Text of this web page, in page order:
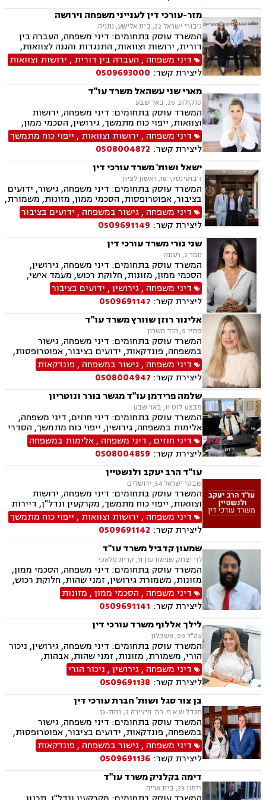
הורות חד מינית, עסקאות מתנה, העברה בין דורית,
פונדקאות, חטיפת ילדים, ידועים בציבור, ייצוג
קטינים, גישור במשפחה
מזר-עורכי דין לענייני משפחה וירושה
גיבורי ישראל 22, בית אלישע, נתניה
המשרד עוסק בתחומים: דיני משפחה, העברה בין
דורית, ירושות וצוואות, התנגדות והגנה לצוואות,
ייפוי כוח מתמשך, הסכמי ממון, גישור במשפחה,
ידועים בציבור, אפוטרופסות, אבהות, מזונות,
משמורת, גירושין, הורות חד מינית, חוק הנוער,
חלוקת רכוש, זמני שהות, ניכור הורי, גישור
ובוררויות.
דיני משפחה , העברה בין דורית , ירושות וצוואות
ליצירת קשר: 0509693000
מארי שני עשהאל משרד עו"ד
סוקולוב 26, באר שבע
המשרד עוסק בתחומים: דיני משפחה, ירושות
וצוואות, ייפוי כוח מתמשך, גירושין, הסכמי ממון,
נישואים אזרחיים, מעמד אישי, אפוטרופסות, מזונות,
התנגדויות לצוואות, הסכמים, בוררות
דיני משפחה , ירושות וצוואות , ייפוי כוח מתמשך
ליצירת קשר: 0508004872
ישאל ושות' משרד עורכי דין
ז'בוטינסקי 18, ראשון לציון
המשרד עוסק בתחומים: דיני משפחה, גישור, ידועים
בציבור, אפוטרופסות, הסכמי ממון, מזונות, משמורת,
גירושין, טוען רבני, חלוקת רכוש, מעמד אישי, זמני
שהות, אומנה, ניכור הורי, מקרקעין ונדל"ן, ליקויי
בניה, עסקאות מכר דירה, דיני חברות, מסחרי אזרחי,
צווי מניעה, הוצאה לפועל ירושות וצוואות, גישור
עסקי, סכסוכי שכנים
דיני משפחה ,גישור במשפחה , ידועים בציבור
ליצירת קשר: 0509691149
שני נורי משרד עורכי דין
נופר 2, רעננה
המשרד עוסק בתחומים: דיני משפחה, גירושין,
הסכמי ממון, מזונות, חלוקת רכוש, מעמד אישי,
תיאום הורי, זמני שהות, אלימות במשפחה, ניכור
הורי, אפוטרופסות, ירושות וצוואות, גישור במשפחה,
ליטיגציה, ייפוי כוח מתמשך
דיני משפחה ,גירושין, ידועים בציבור
ליצירת קשר: 0509691147
אלינור רוזן שוורץ משרד עו"ד
סתיו 9, הוד השרון
המשרד עוסק בתחומים: דיני משפחה, גישור
במשפחה, פונדקאות, ידועים בציבור, אפוטרופסות,
פונדקאות חו"ל גיאורגיה, גירושין, הורות חד מינית,
חלוקת רכוש, מעמד אישי, תיאום הורי, חטיפת ילדים,
זמני שהות, ניכור הורי, עסקאות במתנה, ייפוי כוח
מתמשך, ירושות וצוואות.
דיני משפחה ,גישור במשפחה , פונדקאות
ליצירת קשר: 0508004947
שלמה פרידמן עו"ד מגשר בורר ונוטריון
מבצע לוט 11, באר שבע
המשרד עוסק בתחומים: דיני חוזים, דיני משפחה,
אלימות במשפחה, גירושין, ייפוי כוח מתמשך, הסדרי
ראיה, מזונות, ירושות וצוואות, הסכמי ממון, גישור
במשפחה, חדלות פירעון, דיני עבודה, זכויות נשים
בהריון, עסקאות מכר דירה
דיני חוזים , דיני משפחה ,אלימות במשפחה
ליצירת קשר: 0508004859
עו"ד הרב יעקב ולנשטיין
שבטי ישראל 54, ירושלים
המשרד עוסק בתחומים: דיני משפחה, ירושות
וצוואות, ייפוי כוח מתמשך, מקרקעין ונדל"ן, דיירות
מוגנת, עסקאות מכר דירה
דיני משפחה , ירושות וצוואות , ייפוי כוח מתמשך
ליצירת קשר: 0509691142
שמעון קדביל משרד עו"ד
לוי יצחק שניאורסון 11, קרית מלאכי
המשרד עוסק בתחומים: דיני משפחה, הסכמי ממון,
מזונות, משמורת גירושין, זמני שהות, חלוקת רכוש,
מעמד אישי, ניכור הורי, העברת בין דורית, ירושות
וצוואות, ייפוי כוח מתמשך, דיני חוזים, נדל"ן
ומקרקעין, עסקאות מכר דירה, פינוי מושכר
דיני משפחה , הסכמי ממון, מזונות
ליצירת קשר: 0509691141
לילך אללוף משרד עורכי דין
צה"ל 99, אשקלון
המשרד עוסק בתחומים: דיני משפחה, גירושין, ניכור
הורי, משמורת, מזונות, זמני שהות, אבהות,
אפוטרופסות, גישור, חוק הנוער, חלוקת רכוש, ייפוי
כוח מתמשך חדלות פירעון, הוצאה לפועל, מחיקת
והסדרי חובות, פשיטת רגל.
דיני משפחה ,גירושין, ניכור הורי
ליצירת קשר: 0509691138
בן צור סגל ושות' חברת עורכי דין
מגדל ש.א.פ. רח' היצירה 3, רמת-גן
המשרד עוסק בתחומים: דיני משפחה, גישור
במשפחה, פונדקאות, ידועים בציבור, אפוטרופסות,
הסכמי ממון, אבהות, מזונות, החזקת ילדים, גירושין,
הורות חד מינית, נישואים אזרחיים, חוק הנוער,
אימוץ, חלוקת רכוש, מעמד אישי, תיאום הורי, חטיפת
ילדים, זמני שהות, אומנה, ניכור הורי, עסקאות
מתנה, ירושות וצוואות, ייפוי כוח מתמשך
דיני משפחה ,גישור במשפחה , פונדקאות
ליצירת קשר: 0509691136
דימה בקלניק משרד עו"ד
רימון 23, בית אריה